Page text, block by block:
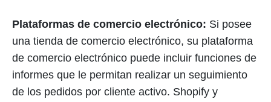
Plataformas de comercio electrónico: Si posee
una tienda de comercio electrónico, su plataforma
de comercio electrónico puede incluir funciones de
informes que le permitan realizar un seguimiento
de los pedidos por cliente activo. Shopify y